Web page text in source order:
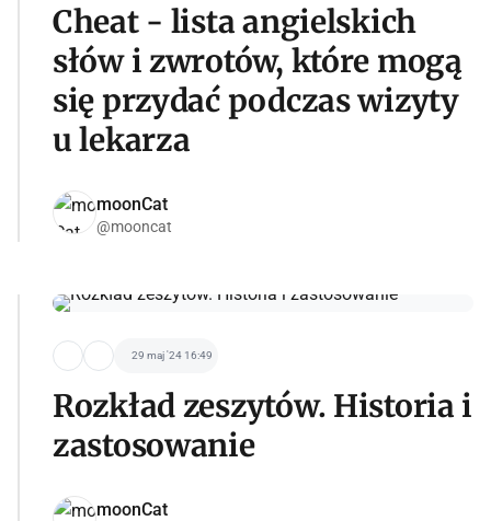
Cheat - lista angielskich
słów i zwrotów, które mogą
się przydać podczas wizyty
u lekarza
moonCat
@mooncat
29 maj '24 16:49
Rozkład zeszytów. Historia i
zastosowanie
moonCat